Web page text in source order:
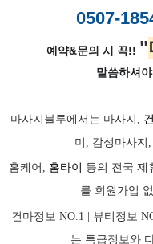
0507-
예약&문의 시 꼭!! "
말씀하셔
마사지블루에서는 마사지,
미, 감성마사지,
홈케어, 홈타이
등의 전국 제
를 회원가입
건마정보 NO.1 | 뷰티정보
는 특급정보와